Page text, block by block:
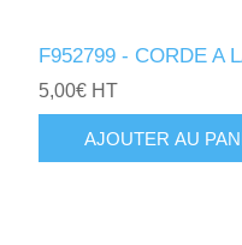
F952799 - CORDE A
5,00€ HT
AJOUTER AU